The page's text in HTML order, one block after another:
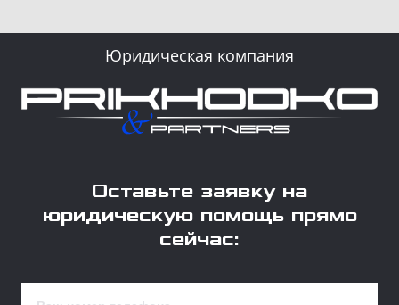
Юридическая компания
Оставьте заявку на
юридическую помощь прямо
сейчас: